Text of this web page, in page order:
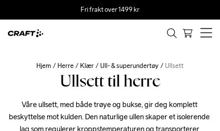
Fri frakt over 1499 kr
Hjem Herre Klær Ull- & superundertøy Ullsett
Ullsett til herre
Våre ullsett, med både trøye og bukse, gir deg komplett
beskyttelse mot kulden. Den naturlige ullen skaper et isolerende
lag som regulerer kroppstemperaturen og transporterer